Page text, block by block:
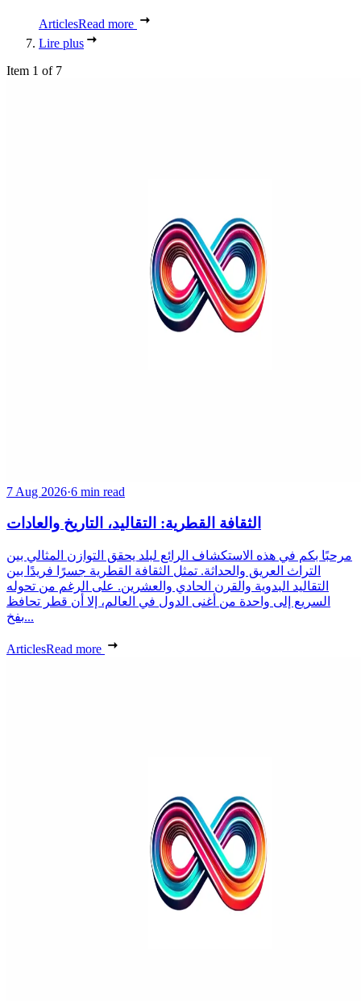
ArticlesRead more
Lire plus
Item 1 of 7
7 Aug 2026·6 min read
الثقافة القطرية: التقاليد، التاريخ والعادات
مرحبًا بكم في هذه الاستكشاف الرائع لبلد يحقق التوازن المثالي بين
التراث العريق والحداثة. تمثل الثقافة القطرية جسرًا فريدًا بين
التقاليد البدوية والقرن الحادي والعشرين. على الرغم من تحوله
السريع إلى واحدة من أغنى الدول في العالم، إلا أن قطر تحافظ
بفخ...
ArticlesRead more